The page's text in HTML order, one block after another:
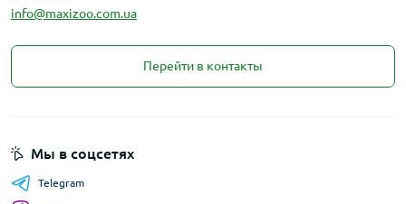
info@maxizoo.com.ua
Перейти в контакты
Мы в соцсетях
Telegram